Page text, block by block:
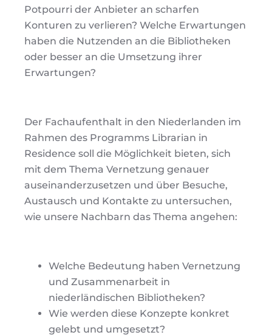
Potpourri der Anbieter an scharfen
Konturen zu verlieren? Welche Erwartungen
haben die Nutzenden an die Bibliotheken
oder besser an die Umsetzung ihrer
Erwartungen?
Der Fachaufenthalt in den Niederlanden im
Rahmen des Programms Librarian in
Residence soll die Möglichkeit bieten, sich
mit dem Thema Vernetzung genauer
auseinanderzusetzen und über Besuche,
Austausch und Kontakte zu untersuchen,
wie unsere Nachbarn das Thema angehen:
Welche Bedeutung haben Vernetzung
und Zusammenarbeit in
niederländischen Bibliotheken?
Wie werden diese Konzepte konkret
gelebt und umgesetzt?